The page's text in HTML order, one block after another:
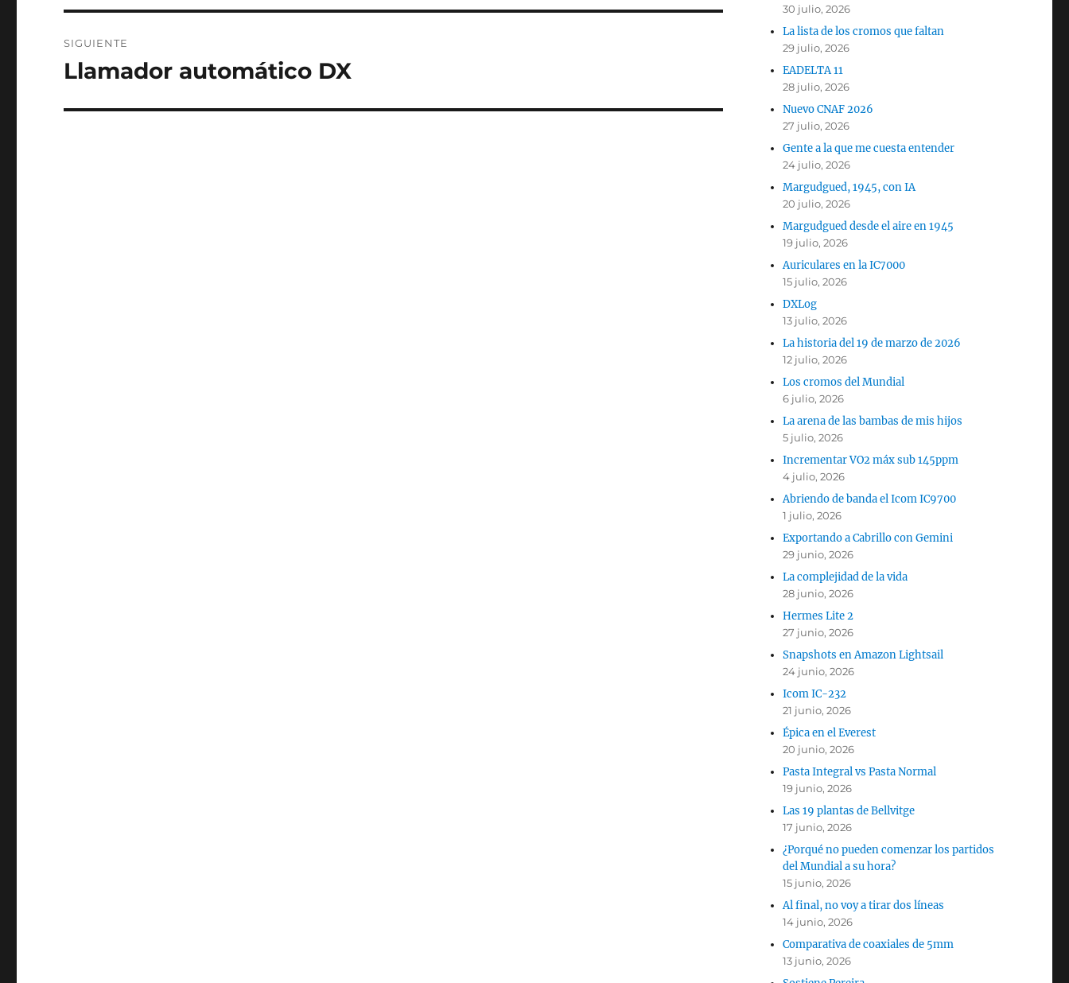
SIGUIENTE
Entrada
Llamador automático DX
30 julio, 2026
La lista de los cromos que faltan
29 julio, 2026
EADELTA 11
28 julio, 2026
Nuevo CNAF 2026
27 julio, 2026
Gente a la que me cuesta entender
24 julio, 2026
Margudgued, 1945, con IA
20 julio, 2026
Margudgued desde el aire en 1945
19 julio, 2026
Auriculares en la IC7000
15 julio, 2026
DXLog
13 julio, 2026
La historia del 19 de marzo de 2026
12 julio, 2026
Los cromos del Mundial
6 julio, 2026
La arena de las bambas de mis hijos
5 julio, 2026
Incrementar VO2 máx sub 145ppm
4 julio, 2026
Abriendo de banda el Icom IC9700
1 julio, 2026
Exportando a Cabrillo con Gemini
29 junio, 2026
La complejidad de la vida
28 junio, 2026
Hermes Lite 2
27 junio, 2026
Snapshots en Amazon Lightsail
24 junio, 2026
Icom IC-232
21 junio, 2026
Épica en el Everest
20 junio, 2026
Pasta Integral vs Pasta Normal
19 junio, 2026
Las 19 plantas de Bellvitge
17 junio, 2026
¿Porqué no pueden comenzar los partidos
del Mundial a su hora?
15 junio, 2026
Al final, no voy a tirar dos líneas
14 junio, 2026
Comparativa de coaxiales de 5mm
13 junio, 2026